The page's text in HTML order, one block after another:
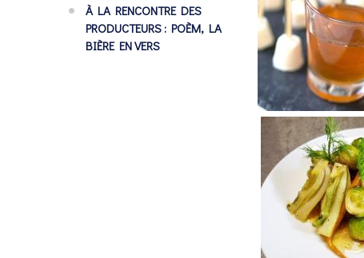
À LA RENCONTRE DES
PRODUCTEURS : POÈM, LA
BIÈRE EN VERS